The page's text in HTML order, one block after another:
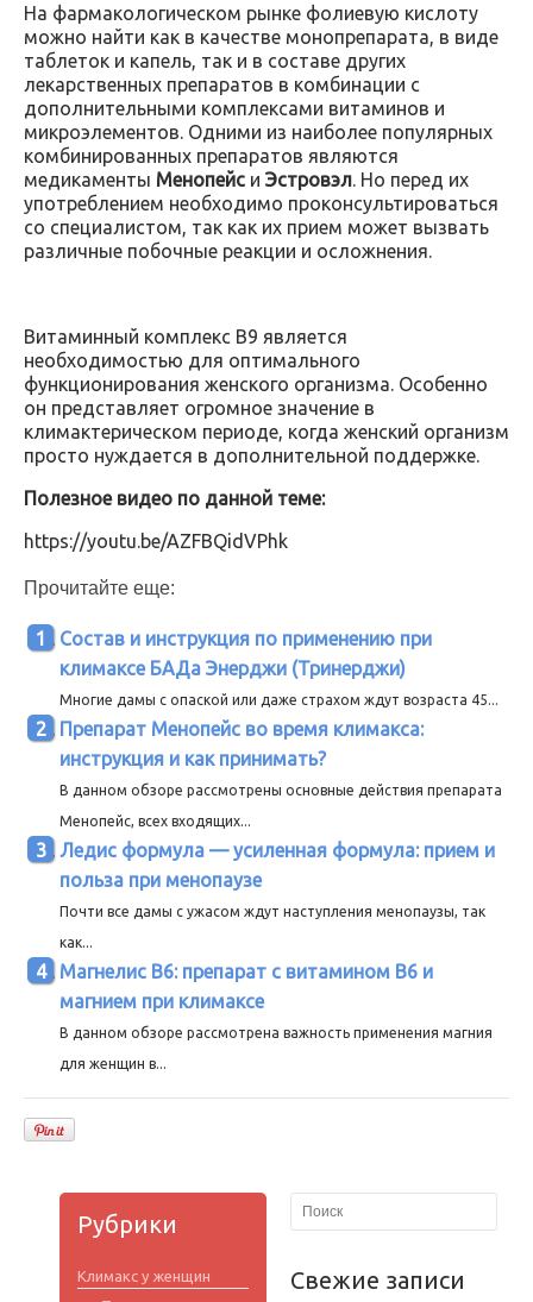
На фармакологическом рынке фолиевую кислоту
можно найти как в качестве монопрепарата, в виде
таблеток и капель, так и в составе других
лекарственных препаратов в комбинации с
дополнительными комплексами витаминов и
микроэлементов. Одними из наиболее популярных
комбинированных препаратов являются
медикаменты Менопейс и Эстровэл. Но перед их
употреблением необходимо проконсультироваться
со специалистом, так как их прием может вызвать
различные побочные реакции и осложнения.
Витаминный комплекс В9 является
необходимостью для оптимального
функционирования женского организма. Особенно
он представляет огромное значение в
климактерическом периоде, когда женский организм
просто нуждается в дополнительной поддержке.
Полезное видео по данной теме:
https://youtu.be/AZFBQidVPhk
Прочитайте еще:
Состав и инструкция по применению при
климаксе БАДа Энерджи (Тринерджи)
Многие дамы с опаской или даже страхом ждут возраста 45...
Препарат Менопейс во время климакса:
инструкция и как принимать?
В данном обзоре рассмотрены основные действия препарата
Менопейс, всех входящих...
Ледис формула — усиленная формула: прием и
польза при менопаузе
Почти все дамы с ужасом ждут наступления менопаузы, так
как...
Магнелис В6: препарат с витамином В6 и
магнием при климаксе
В данном обзоре рассмотрена важность применения магния
для женщин в...
Рубрики
Климакс у женщин
Свежие записи